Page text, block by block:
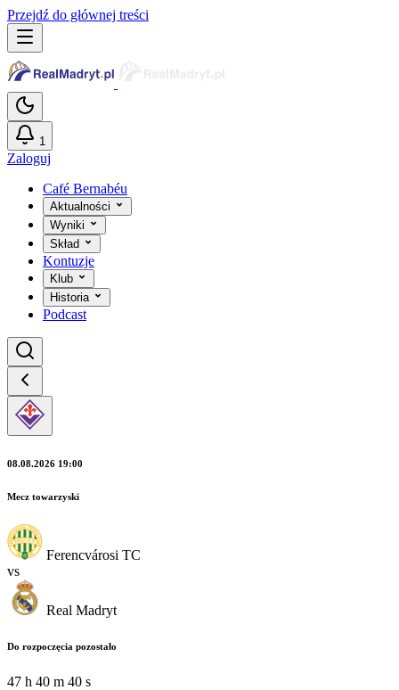
Przejdź do głównej treści
1
Zaloguj
Café Bernabéu
Aktualności
Wyniki
Skład
Kontuzje
Klub
Historia
Podcast
08.08.2026 19:00
Mecz towarzyski
Ferencvárosi TC
vs
Real Madryt
Do rozpoczęcia pozostało
47 h 40 m 39 s